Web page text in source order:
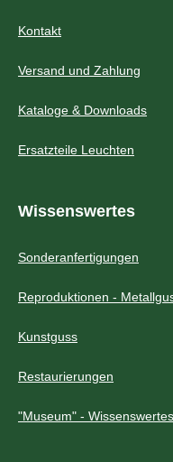
Kontakt
Versand und Zahlung
Kataloge & Downloads
Ersatzteile Leuchten
Wissenswertes
Sonderanfertigungen
Reproduktionen -
Kunstguss
Restaurierungen
"Museum" - Wissenswertes